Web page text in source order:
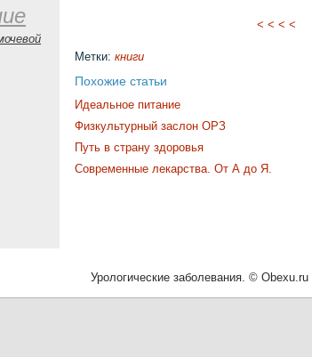
< < < <
Метки: книги
Похожие статьи
Идеальное питание
Физкультурный заслон ОРЗ
Путь в страну здоровья
Современные лекарства. От А до Я.
Урологические заболевания. © Obexu.ru